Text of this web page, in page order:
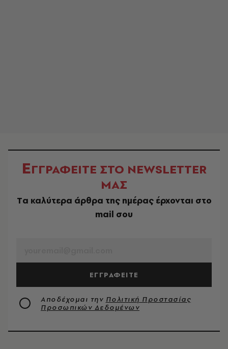
ΕΓΓΡΑΦΕΙΤΕ ΣΤΟ NEWSLETTER
ΜΑΣ
Tα καλύτερα άρθρα της ημέρας έρχονται στο
mail σου
ΕΓΓΡΑΦΕΙΤΕ
Αποδέχομαι την Πολιτική Προστασίας
Προσωπικών Δεδομένων